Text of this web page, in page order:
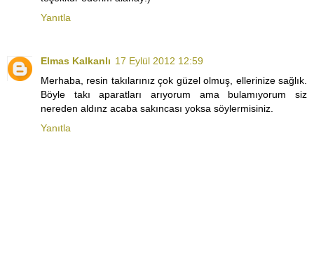
Yanıtla
Elmas Kalkanlı 17 Eylül 2012 12:59
Merhaba, resin takılarınız çok güzel olmuş, ellerinize sağlık.
Böyle takı aparatları arıyorum ama bulamıyorum siz
nereden aldınz acaba sakıncası yoksa söylermisiniz.
Yanıtla